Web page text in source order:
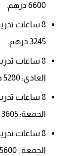
6600 درهم.
8 ساعات
3245 درهم.
8 ساعات
العادي: 5280 درهم.
8 ساعات
الجمعة: 3605 درهم.
8 ساعات
الجمعة : 5600 درهم.